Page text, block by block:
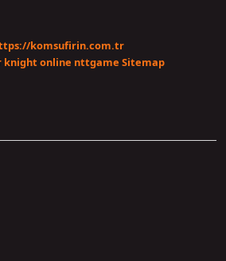
komsufirin.com.tr
knight online nttgame Sitemap